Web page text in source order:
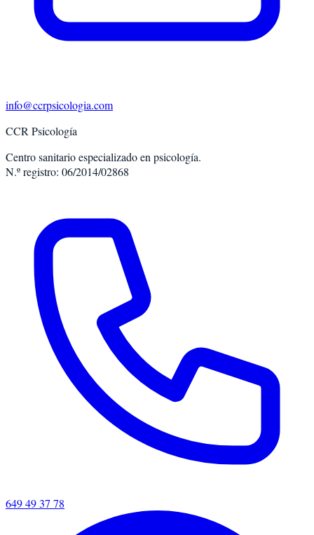
info@ccrpsicologia.com
CCR Psicología
Centro sanitario especializado en psicología.
N.º registro: 06/2014/02868
649 49 37 78